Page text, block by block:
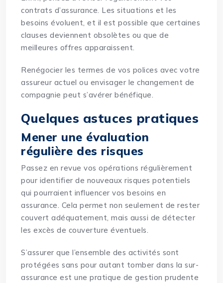
contrats d’assurance. Les situations et les
besoins évoluent, et il est possible que certaines
clauses deviennent obsolètes ou que de
meilleures offres apparaissent.
Renégocier les termes de vos polices avec votre
assureur actuel ou envisager le changement de
compagnie peut s’avérer bénéfique.
Quelques astuces pratiques
Mener une évaluation
régulière des risques
Passez en revue vos opérations régulièrement
pour identifier de nouveaux risques potentiels
qui pourraient influencer vos besoins en
assurance. Cela permet non seulement de rester
couvert adéquatement, mais aussi de détecter
les excès de couverture éventuels.
S’assurer que l’ensemble des activités sont
protégées sans pour autant tomber dans la sur-
assurance est une pratique de gestion prudente